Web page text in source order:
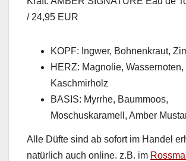
/ 24,95 EUR
KOPF: Ing­w­er, Bohnenkraut,
HERZ: Mag­no­lie,
Kaschmirholz
BASIS: Myrrhe, Baum­moos,
Moschuskaramell, Amber
Alle Düfte sind ab sofort im Han­del
natür­lich auch online. z.B. im